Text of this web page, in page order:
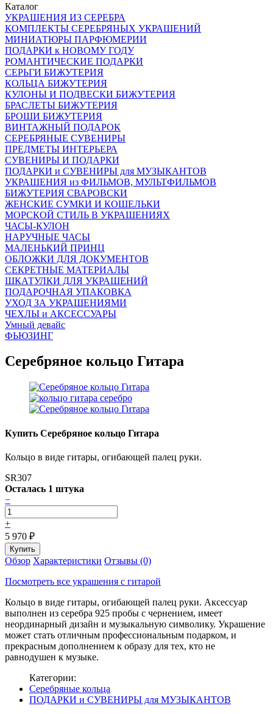
Каталог
УКРАШЕНИЯ ИЗ СЕРЕБРА
КОМПЛЕКТЫ СЕРЕБРЯНЫХ УКРАШЕНИЙ
МИНИАТЮРЫ ПАРФЮМЕРИИ
ПОДАРКИ к НОВОМУ ГОДУ
РОМАНТИЧЕСКИЕ ПОДАРКИ
СЕРЬГИ БИЖУТЕРИЯ
КОЛЬЦА БИЖУТЕРИЯ
КУЛОНЫ И ПОДВЕСКИ БИЖУТЕРИЯ
БРАСЛЕТЫ БИЖУТЕРИЯ
БРОШИ БИЖУТЕРИЯ
ВИНТАЖНЫЙ ПОДАРОК
СЕРЕБРЯНЫЕ СУВЕНИРЫ
ПРЕДМЕТЫ ИНТЕРЬЕРА
СУВЕНИРЫ И ПОДАРКИ
ПОДАРКИ и СУВЕНИРЫ для МУЗЫКАНТОВ
УКРАШЕНИЯ из ФИЛЬМОВ, МУЛЬТФИЛЬМОВ
БИЖУТЕРИЯ СВАРОВСКИ
ЖЕНСКИЕ СУМКИ И КОШЕЛЬКИ
МОРСКОЙ СТИЛЬ В УКРАШЕНИЯХ
ЧАСЫ-КУЛОН
НАРУЧНЫЕ ЧАСЫ
МАЛЕНЬКИЙ ПРИНЦ
ОБЛОЖКИ ДЛЯ ДОКУМЕНТОВ
СЕКРЕТНЫЕ МАТЕРИАЛЫ
ШКАТУЛКИ ДЛЯ УКРАШЕНИЙ
ПОДАРОЧНАЯ УПАКОВКА
УХОД ЗА УКРАШЕНИЯМИ
ЧEХЛЫ и АКСЕССУАРЫ
Умный девайс
ФЬЮЗИНГ
Серебряное кольцо Гитара
Купить Серебряное кольцо Гитара
Кольцо в виде гитары, огибающей палец руки.
SR307
Осталась 1 штука
−
+
5 970 ₽
Обзор Характеристики Отзывы (0)
Посмотреть все украшения с гитарой
Кольцо в виде гитары, огибающей палец руки. Аксессуар
выполнен из серебра 925 пробы с чернением, имеет
неординарный дизайн и музыкальную символику. Украшение
может стать отличным профессиональным подарком, и
прекрасным дополнением к образу для тех, кто не
равнодушен к музыке.
Категории:
Серебряные кольца
ПОДАРКИ и СУВЕНИРЫ для МУЗЫКАНТОВ